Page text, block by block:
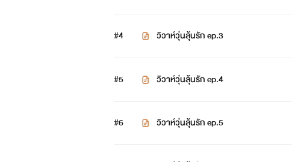
#4 วิวาห์วุ่นลุ้นรัก ep.3
#5 วิวาห์วุ่นลุ้นรัก ep.4
#6 วิวาห์วุ่นลุ้นรัก ep.5